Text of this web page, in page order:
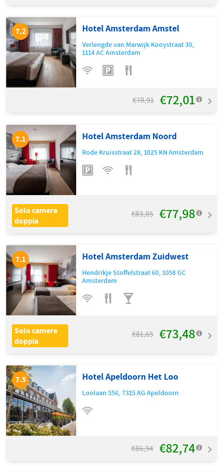
7.5 Hotel Apeldoorn Het Loo
Loolaan 556,7315 AG Apeldoorn
€86,94 €82,74
7.1 Hotel Amsterdam Zuidwest
Hendrikje Stoffelstraat 60,1058 GC
Amsterdam
Solo camera
doppia
€81,65 €73,48
7.1 Hotel Amsterdam Noord
Rode Kruisstraat 28,1025 KNAmsterdam
Solo camera
doppia
€83,85 €77,98
7.2 Hotel Amsterdam Amstel
Verlengde van Marwijk Kooystraat 30,
1114 ACAmsterdam
€78,91 €72,01